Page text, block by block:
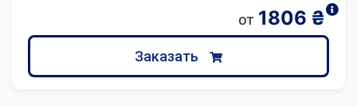
от 1806 ₴
Заказать